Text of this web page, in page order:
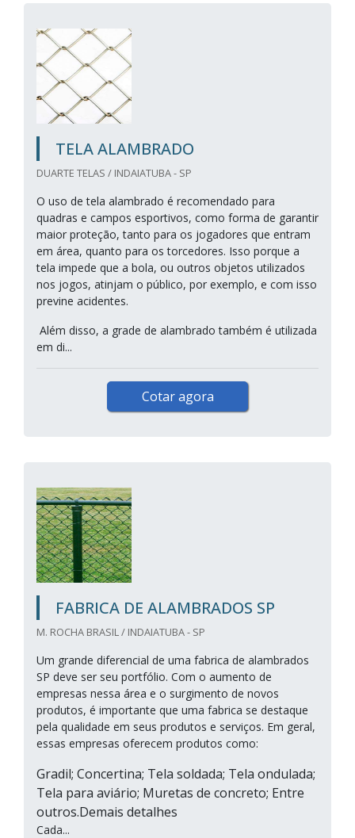
TELA ALAMBRADO
DUARTE TELAS / INDAIATUBA - SP
O uso de tela alambrado é recomendado para
quadras e campos esportivos, como forma de garantir
maior proteção, tanto para os jogadores que entram
em área, quanto para os torcedores. Isso porque a
tela impede que a bola, ou outros objetos utilizados
nos jogos, atinjam o público, por exemplo, e com isso
previne acidentes.
Além disso, a grade de alambrado também é utilizada
em di...
Cotar agora
FABRICA DE ALAMBRADOS SP
M. ROCHA BRASIL / INDAIATUBA - SP
Um grande diferencial de uma fabrica de alambrados
SP deve ser seu portfólio. Com o aumento de
empresas nessa área e o surgimento de novos
produtos, é importante que uma fabrica se destaque
pela qualidade em seus produtos e serviços. Em geral,
essas empresas oferecem produtos como:
Gradil; Concertina; Tela soldada; Tela ondulada;
Tela para aviário; Muretas de concreto; Entre
outros.Demais detalhes
Cada...